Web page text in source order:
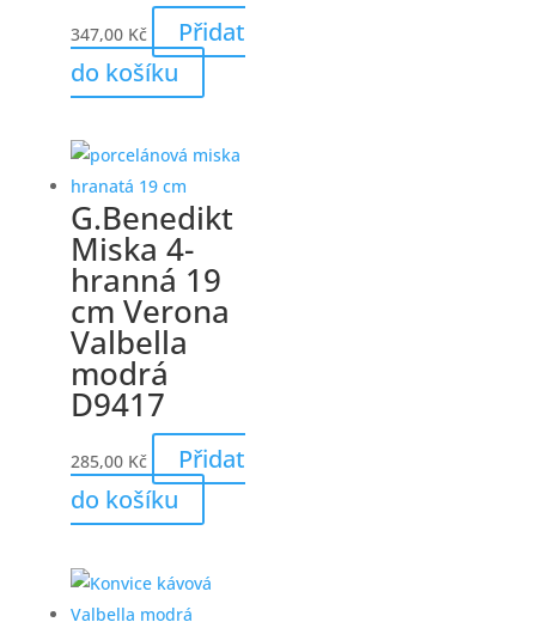
347,00 Kč
Přidat
do košíku
G.Benedikt
Miska 4-
hranná 19
cm Verona
Valbella
modrá
D9417
285,00 Kč
Přidat
do košíku